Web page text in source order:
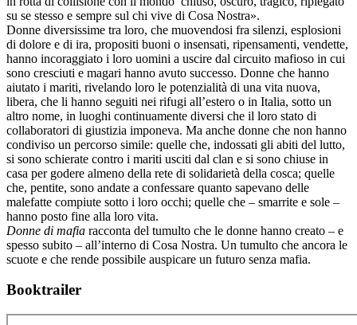
su se stesso e sempre sul chi vive di Cosa Nostra».
Donne diversissime tra loro, che muovendosi fra silenzi, esplosioni
di dolore e di ira, propositi buoni o insensati, ripensamenti, vendette,
hanno incoraggiato i loro uomini a uscire dal circuito mafioso in cui
sono cresciuti e magari hanno avuto successo. Donne che hanno
aiutato i mariti, rivelando loro le potenzialità di una vita nuova,
libera, che li hanno seguiti nei rifugi all’estero o in Italia, sotto un
altro nome, in luoghi continuamente diversi che il loro stato di
collaboratori di giustizia imponeva. Ma anche donne che non hanno
condiviso un percorso simile: quelle che, indossati gli abiti del lutto,
si sono schierate contro i mariti usciti dal clan e si sono chiuse in
casa per godere almeno della rete di solidarietà della cosca; quelle
che, pentite, sono andate a confessare quanto sapevano delle
malefatte compiute sotto i loro occhi; quelle che – smarrite e sole –
hanno posto fine alla loro vita.
Donne di mafia racconta del tumulto che le donne hanno creato – e
spesso subito – all’interno di Cosa Nostra. Un tumulto che ancora le
scuote e che rende possibile auspicare un futuro senza mafia.
Booktrailer